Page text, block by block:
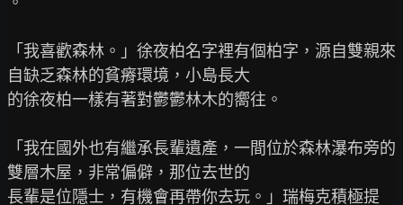
「我喜歡森林。」徐夜柏名字裡有個柏字，源自雙親來
自缺乏森林的貧瘠環境，小島長大
的徐夜柏一樣有著對鬱鬱林木的嚮往。
「我在國外也有繼承長輩遺產，一間位於森林瀑布旁的
雙層木屋，非常偏僻，那位去世的
長輩是位隱士，有機會再帶你去玩。」瑞梅克積極提